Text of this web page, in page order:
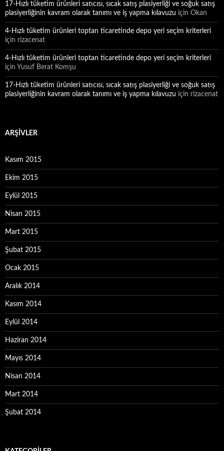
17-Hızlı tüketim ürünleri satıcısı, sıcak satış plasiyerliği ve soğuk satış
plasiyerliğinin kavram olarak tanımı ve iş yapma kılavuzu için Okan
4-Hızlı tüketim ürünleri toptan ticaretinde depo yeri seçim kriterleri
için rizacenat
4-Hızlı tüketim ürünleri toptan ticaretinde depo yeri seçim kriterleri
için Yusuf Berat Komşu
17-Hızlı tüketim ürünleri satıcısı, sıcak satış plasiyerliği ve soğuk satış
plasiyerliğinin kavram olarak tanımı ve iş yapma kılavuzu için rizacenat
ARŞIVLER
Kasım 2015
Ekim 2015
Eylül 2015
Nisan 2015
Mart 2015
Şubat 2015
Ocak 2015
Aralık 2014
Kasım 2014
Eylül 2014
Haziran 2014
Mayıs 2014
Nisan 2014
Mart 2014
Şubat 2014